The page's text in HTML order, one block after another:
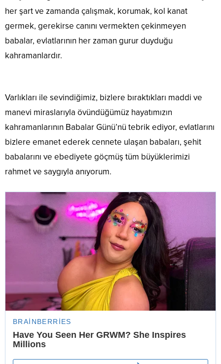
her şart ve zamanda çalışmak, korumak, kol kanat
germek, gerekirse canını vermekten çekinmeyen
babalar, evlatlarının her zaman gurur duyduğu
kahramanlardır.
Varlıkları ile sevindiğimiz, bizlere bıraktıkları maddi ve
manevi miraslarıyla övündüğümüz hayatımızın
kahramanlarının Babalar Günü’nü tebrik ediyor, evlatlarını
bizlere emanet ederek cennete ulaşan babaları, şehit
babalarını ve ebediyete göçmüş tüm büyüklerimizi
rahmet ve saygıyla anıyorum.